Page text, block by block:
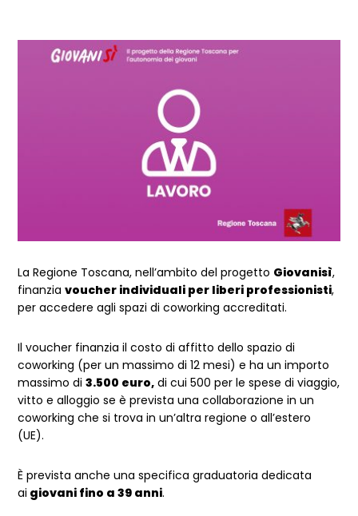
La Regione Toscana, nell’ambito del progetto Giovanisì,
finanziavoucher individuali per liberi professionisti,
per accedere agli spazi di coworking accreditati.
Il voucher finanzia il costo di affitto dello spazio di
coworking (per un massimo di 12 mesi) e ha un importo
massimo di3.500 euro, di cui 500 per le spese di viaggio,
vitto e alloggio se è prevista una collaborazione in un
coworking che si trova in un’altra regione o all’estero
(UE).
È prevista anche una specifica graduatoria dedicata
ai giovani fino a 39 anni.